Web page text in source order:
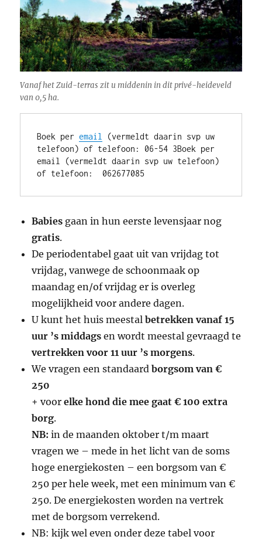
Vanaf het Zuid-terras zit u middenin in dit privé-heideveld
van 0,5 ha.
Boek per email (vermeldt daarin svp uw
telefoon) of telefoon: 06-54 3Boek per
email (vermeldt daarin svp uw telefoon)
of telefoon:  062677085
Babies gaan in hun eerste levensjaar nog
gratis.
De periodentabel gaat uit van vrijdag tot
vrijdag, vanwege de schoonmaak op
maandag en/of vrijdag er is overleg
mogelijkheid voor andere dagen.
U kunt het huis meestalbetrekken vanaf 15
uur ’s middags en wordt meestal gevraagd te
vertrekken voor 11 uur ’s morgens.
We vragen een standaardborgsom van €
250
+ voorelke hond die mee gaat € 100 extra
borg.
NB:in de maanden oktober t/m maart
vragen we – mede in het licht van de soms
hoge energiekosten – een borgsom van €
250 per hele week, met een minimum van €
250. De energiekosten worden na vertrek
met de borgsom verrekend.
NB: kijk wel even onder deze tabel voor